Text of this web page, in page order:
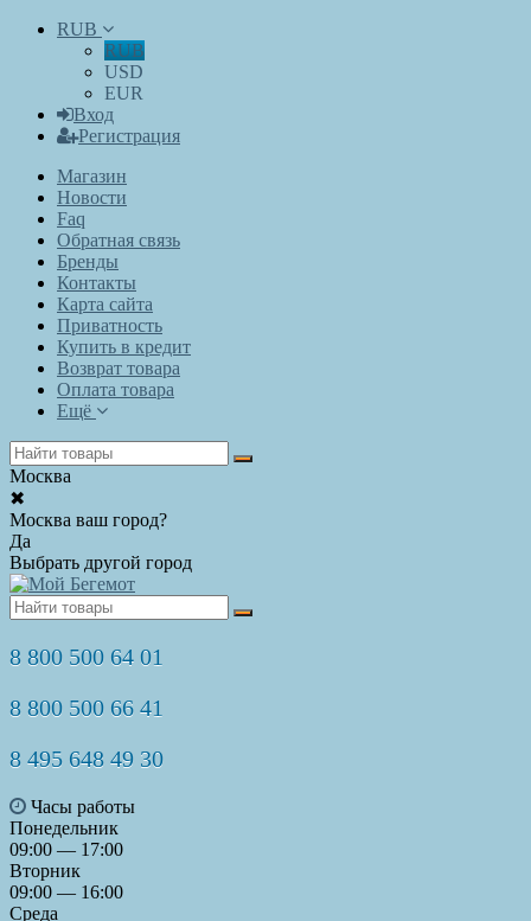
RUB
RUB
USD
EUR
Вход
Регистрация
Магазин
Новости
Faq
Обратная связь
Бренды
Контакты
Карта сайта
Приватность
Купить в кредит
Возврат товара
Оплата товара
Ещё
Москва
✖
Москва ваш город?
Да
Выбрать другой город
8 800 500 64 01
8 800 500 66 41
8 495 648 49 30
Часы работы
Понедельник
09:00 — 17:00
Вторник
09:00 — 16:00
Среда